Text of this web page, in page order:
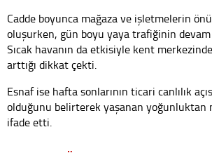
Cadde boyunca mağaza ve işletmelerin
oluşurken, gün boyu yaya trafiğinin
Sıcak havanın da etkisiyle kent
arttığı dikkat çekti.
Esnaf ise hafta sonlarının ticari canlılık
olduğunu belirterek yaşanan yoğunluktan
ifade etti.